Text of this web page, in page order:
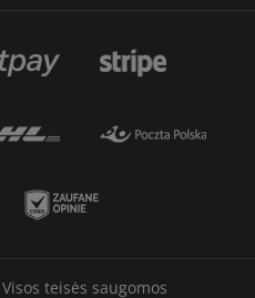
teisės saugomos